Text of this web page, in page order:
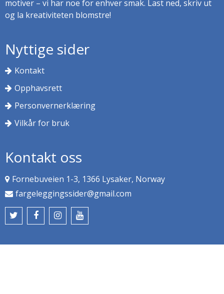
motiver – vi har noe for enhver smak. Last ned, skriv ut
og la kreativiteten blomstre!
Nyttige sider
Kontakt
Opphavsrett
Personvernerklæring
Vilkår for bruk
Kontakt oss
Fornebuveien 1-3, 1366 Lysaker, Norway
fargeleggingssider@gmail.com